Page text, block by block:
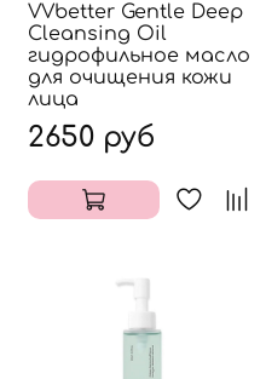
VVbetter Gentle Deep
Cleansing Oil
гидрофильное масло
для очищения кожи
лица
2650 руб